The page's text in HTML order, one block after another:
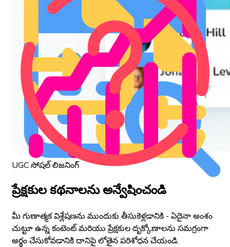
UGC సోషల్ లిజనింగ్
ప్రేక్షకుల కథనాలను అన్వేషించండి
మీ గుణాత్మక విశ్లేషణను ముందుకు తీసుకెళ్లడానికి - ఏదైనా అంశం
చుట్టూ ఉన్న కంటెంట్ మరియు ప్రేక్షకుల దృక్కోణాలను సమగ్రంగా
అర్థం చేసుకోవడానికి దానిపై లోతైన పరిశోధన చేయండి.